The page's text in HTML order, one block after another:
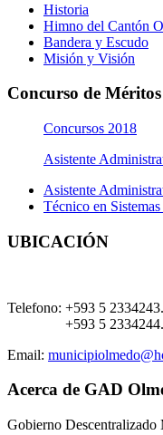
Historia
Himno del Cantón
Bandera y Escudo
Misión y Visión
Concurso de
Concursos 2018
Asistente
Asistente
Técnico en
UBICACIÓN
Telefono: +593 5 2334243.
+593 5 2334244.
Email:
Acerca de GAD
Gobierno